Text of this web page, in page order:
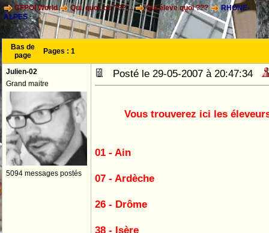
CFPOI World Qui, quoi, où ??? ... Qui éleve quoi ???
RHONE-
ALPES
Bas de
page
Pages : 1
Julien-02
Grand maitre
5094 messages postés
Posté le 29-05-2007 à 20:47:34
Vous trouverez ici les
01 - Ain
07 - Ardèche
26 - Drôme
38 - Isère